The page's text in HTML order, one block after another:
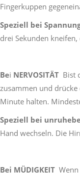
Fingerkuppen
Speziell bei
drei Sekunden
Bei NERVOSITÄT Bist
zusammen und
Minute halten.
Speziell bei
Hand wechseln. Die
Bei MÜDIGKEIT